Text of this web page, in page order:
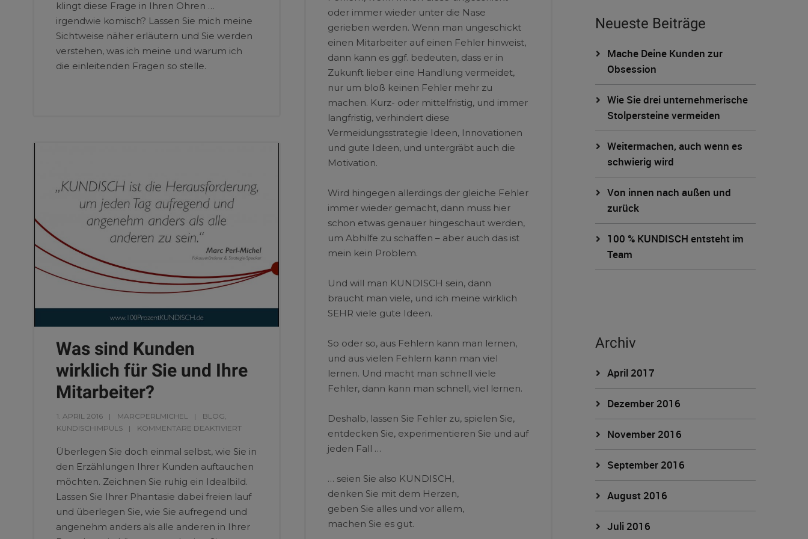
oder immer wieder unter die Nase
gerieben werden. Wenn man ungeschickt
einen Mitarbeiter auf einen Fehler hinweist,
dann kann es ggf. bedeuten, dass er in
Zukunft lieber eine Handlung vermeidet,
nur um bloß keinen Fehler mehr zu
machen. Kurz- oder mittelfristig, und immer
langfristig, verhindert diese
Vermeidungsstrategie Ideen, Innovationen
und gute Ideen, und untergräbt auch die
Motivation.
Wird hingegen allerdings der gleiche Fehler
immer wieder gemacht, dann muss hier
schon etwas genauer hingeschaut werden,
um Abhilfe zu schaffen – aber auch das ist
mein kein Problem.
Und will man KUNDISCH sein, dann
braucht man viele, und ich meine wirklich
SEHR viele gute Ideen.
So oder so, aus Fehlern kann man lernen,
und aus vielen Fehlern kann man viel
lernen. Und macht man schnell viele
Fehler, dann kann man schnell, viel lernen.
Deshalb, lassen Sie Fehler zu, spielen Sie,
entdecken Sie, experimentieren Sie und auf
jeden Fall …
… seien Sie also KUNDISCH,
denken Sie mit dem Herzen,
geben Sie alles und vor allem,
machen Sie es gut.
klingt diese Frage in Ihren Ohren …
irgendwie komisch? Lassen Sie mich meine
Sichtweise näher erläutern und Sie werden
verstehen, was ich meine und warum ich
die einleitenden Fragen so stelle.
Was sind Kunden
wirklich für Sie und Ihre
Mitarbeiter?
1. APRIL 2016 MARCPERLMICHEL BLOG
KUNDISCHIMPULS
KOMMENTARE DEAKTIVIERT
Überlegen Sie doch einmal selbst, wie Sie in
den Erzählungen Ihrer Kunden auftauchen
möchten. Zeichnen Sie ruhig ein Idealbild.
Lassen Sie Ihrer Phantasie dabei freien lauf
und überlegen Sie, wie Sie aufregend und
angenehm anders als alle anderen in Ihrer
Neueste Beiträge
Mache Deine Kunden zur
Obsession
Wie Sie drei unternehmerische
Stolpersteine vermeiden
Weitermachen, auch wenn es
schwierig wird
Von innen nach außen und
zurück
100 % KUNDISCH entsteht im
Team
Archiv
April 2017
Dezember 2016
November 2016
September 2016
August 2016
Juli 2016